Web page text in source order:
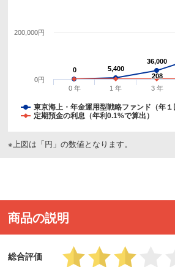
0
0 5,400
5,400
36,000
36,000
208
208
東京海上・年金運用型戦略ファンド（年
定期預金の利息（年利0.1%で算出）
0 年 1 年 3 年
0円
200,000円
※上図は「円」の数値となります。
商品の説明
総合評価